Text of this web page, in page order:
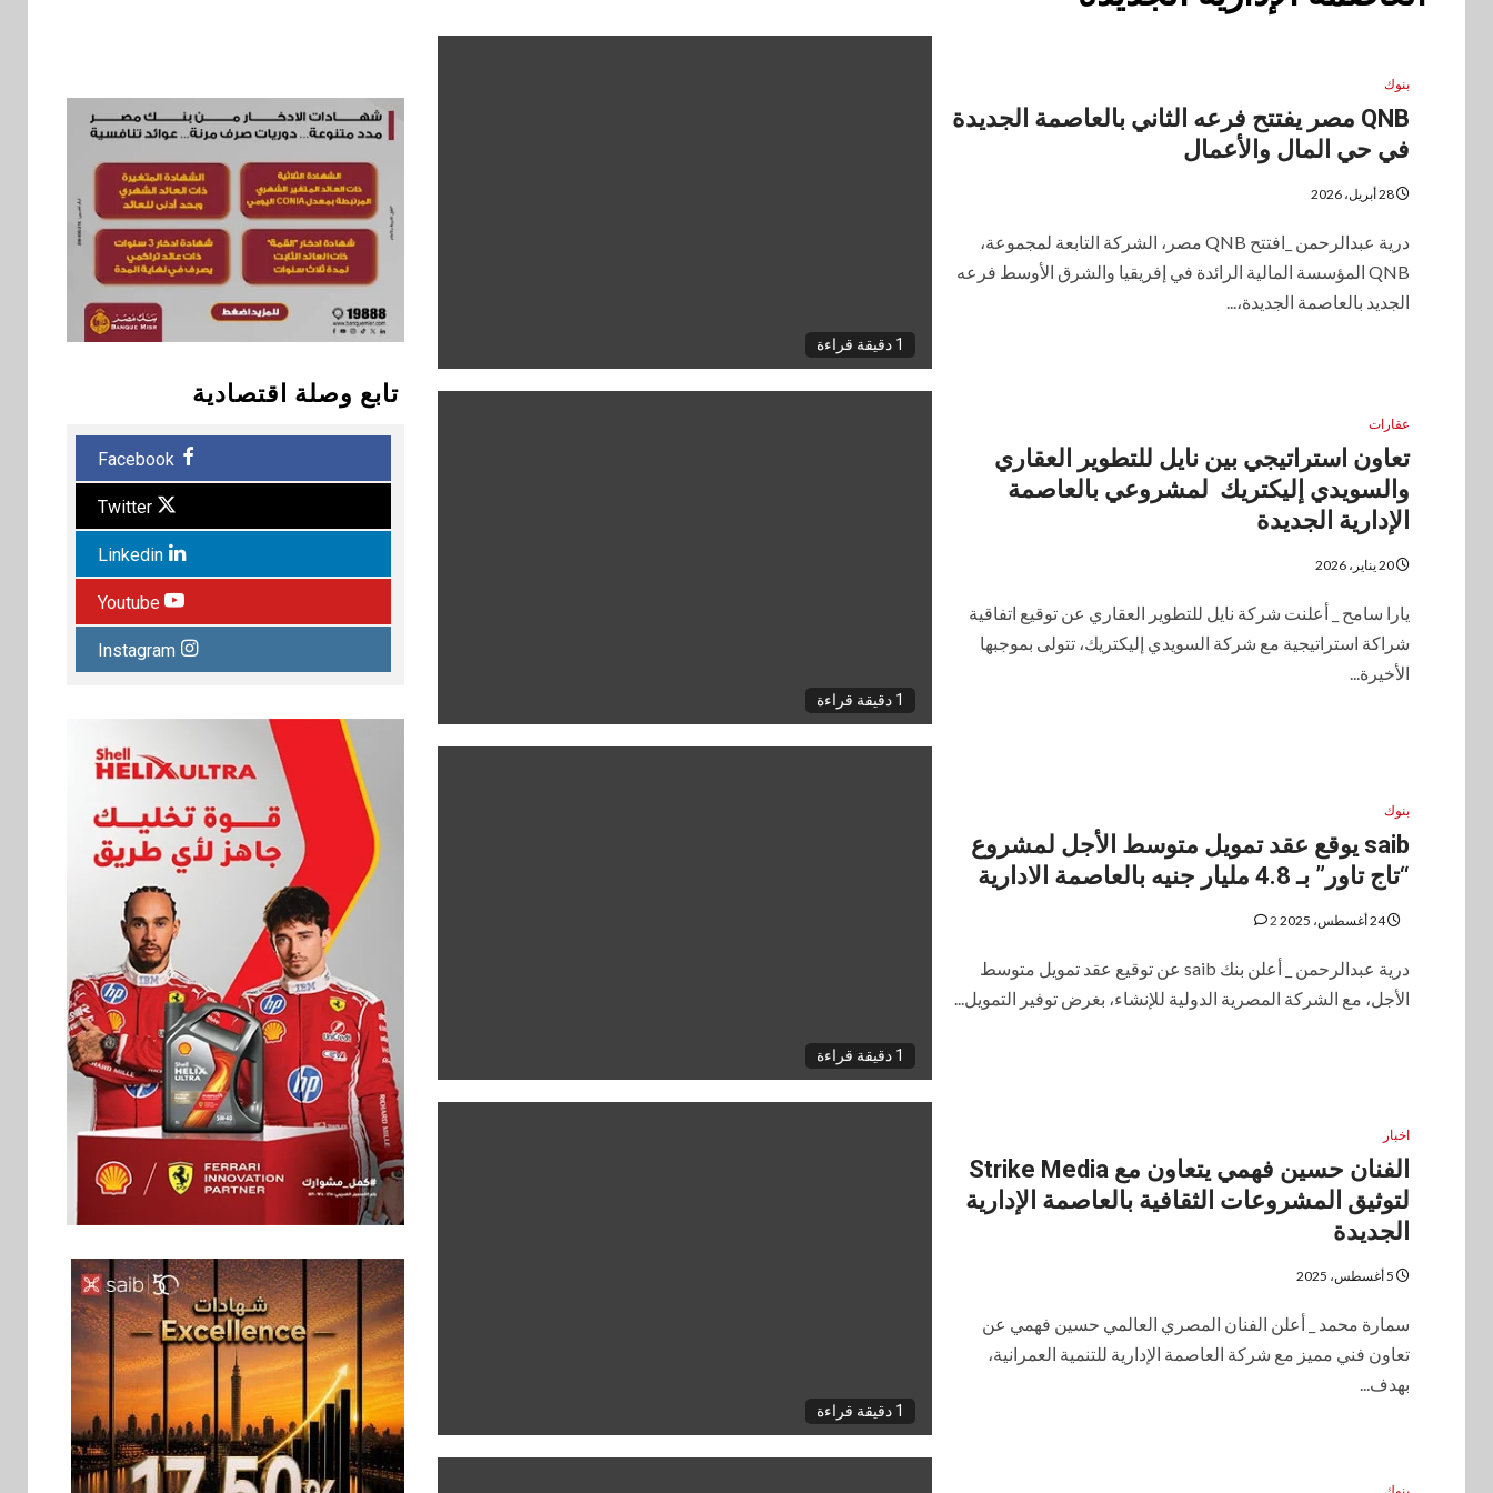
1 دقيقة قراءة
بنوك
QNB مصر يفتتح فرعه الثاني بالعاصمة الجديدة
في حي المال والأعمال
28 أبريل، 2026
درية عبدالرحمن _افتتح QNB مصر، الشركة التابعة لمجموعة،
QNB المؤسسة المالية الرائدة في إفريقيا والشرق الأوسط فرعه
الجديد بالعاصمة الجديدة،...
1 دقيقة قراءة
عقارات
تعاون استراتيجي بين نايل للتطوير العقاري
والسويدي إليكتريك لمشروعي بالعاصمة
الإدارية الجديدة
20 يناير، 2026
يارا سامح _ أعلنت شركة نايل للتطوير العقاري عن توقيع اتفاقية
شراكة استراتيجية مع شركة السويدي إليكتريك، تتولى بموجبها
الأخيرة...
1 دقيقة قراءة
بنوك
saib يوقع عقد تمويل متوسط الأجل لمشروع
“تاج تاور” بـ 4.8 مليار جنيه بالعاصمة الادارية
24 أغسطس، 2025 2
درية عبدالرحمن _ أعلن بنك saib عن توقيع عقد تمويل متوسط
الأجل، مع الشركة المصرية الدولية للإنشاء، بغرض توفير التمويل...
1 دقيقة قراءة
اخبار
الفنان حسين فهمي يتعاون مع Strike Media
لتوثيق المشروعات الثقافية بالعاصمة الإدارية
الجديدة
سمارة محمد _ أعلن الفنان المصري العالمي حسين فهمي عن
تعاون فني مميز مع شركة العاصمة الإدارية للتنمية العمرانية،
بهدف...
تابع وصلة اقتصادية
Facebook
Twitter
Linkedin
Youtube
Instagram
6
اخبار
غرفة القاهرة تنظم
ندوة إلكترونية لدعم
الصادرات وتحقيق
مستهدفات رؤية مصر
2030
7 بنوك
بنك مصر يشارك في